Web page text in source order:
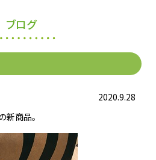
ブログ
2020.9.28
新商品。